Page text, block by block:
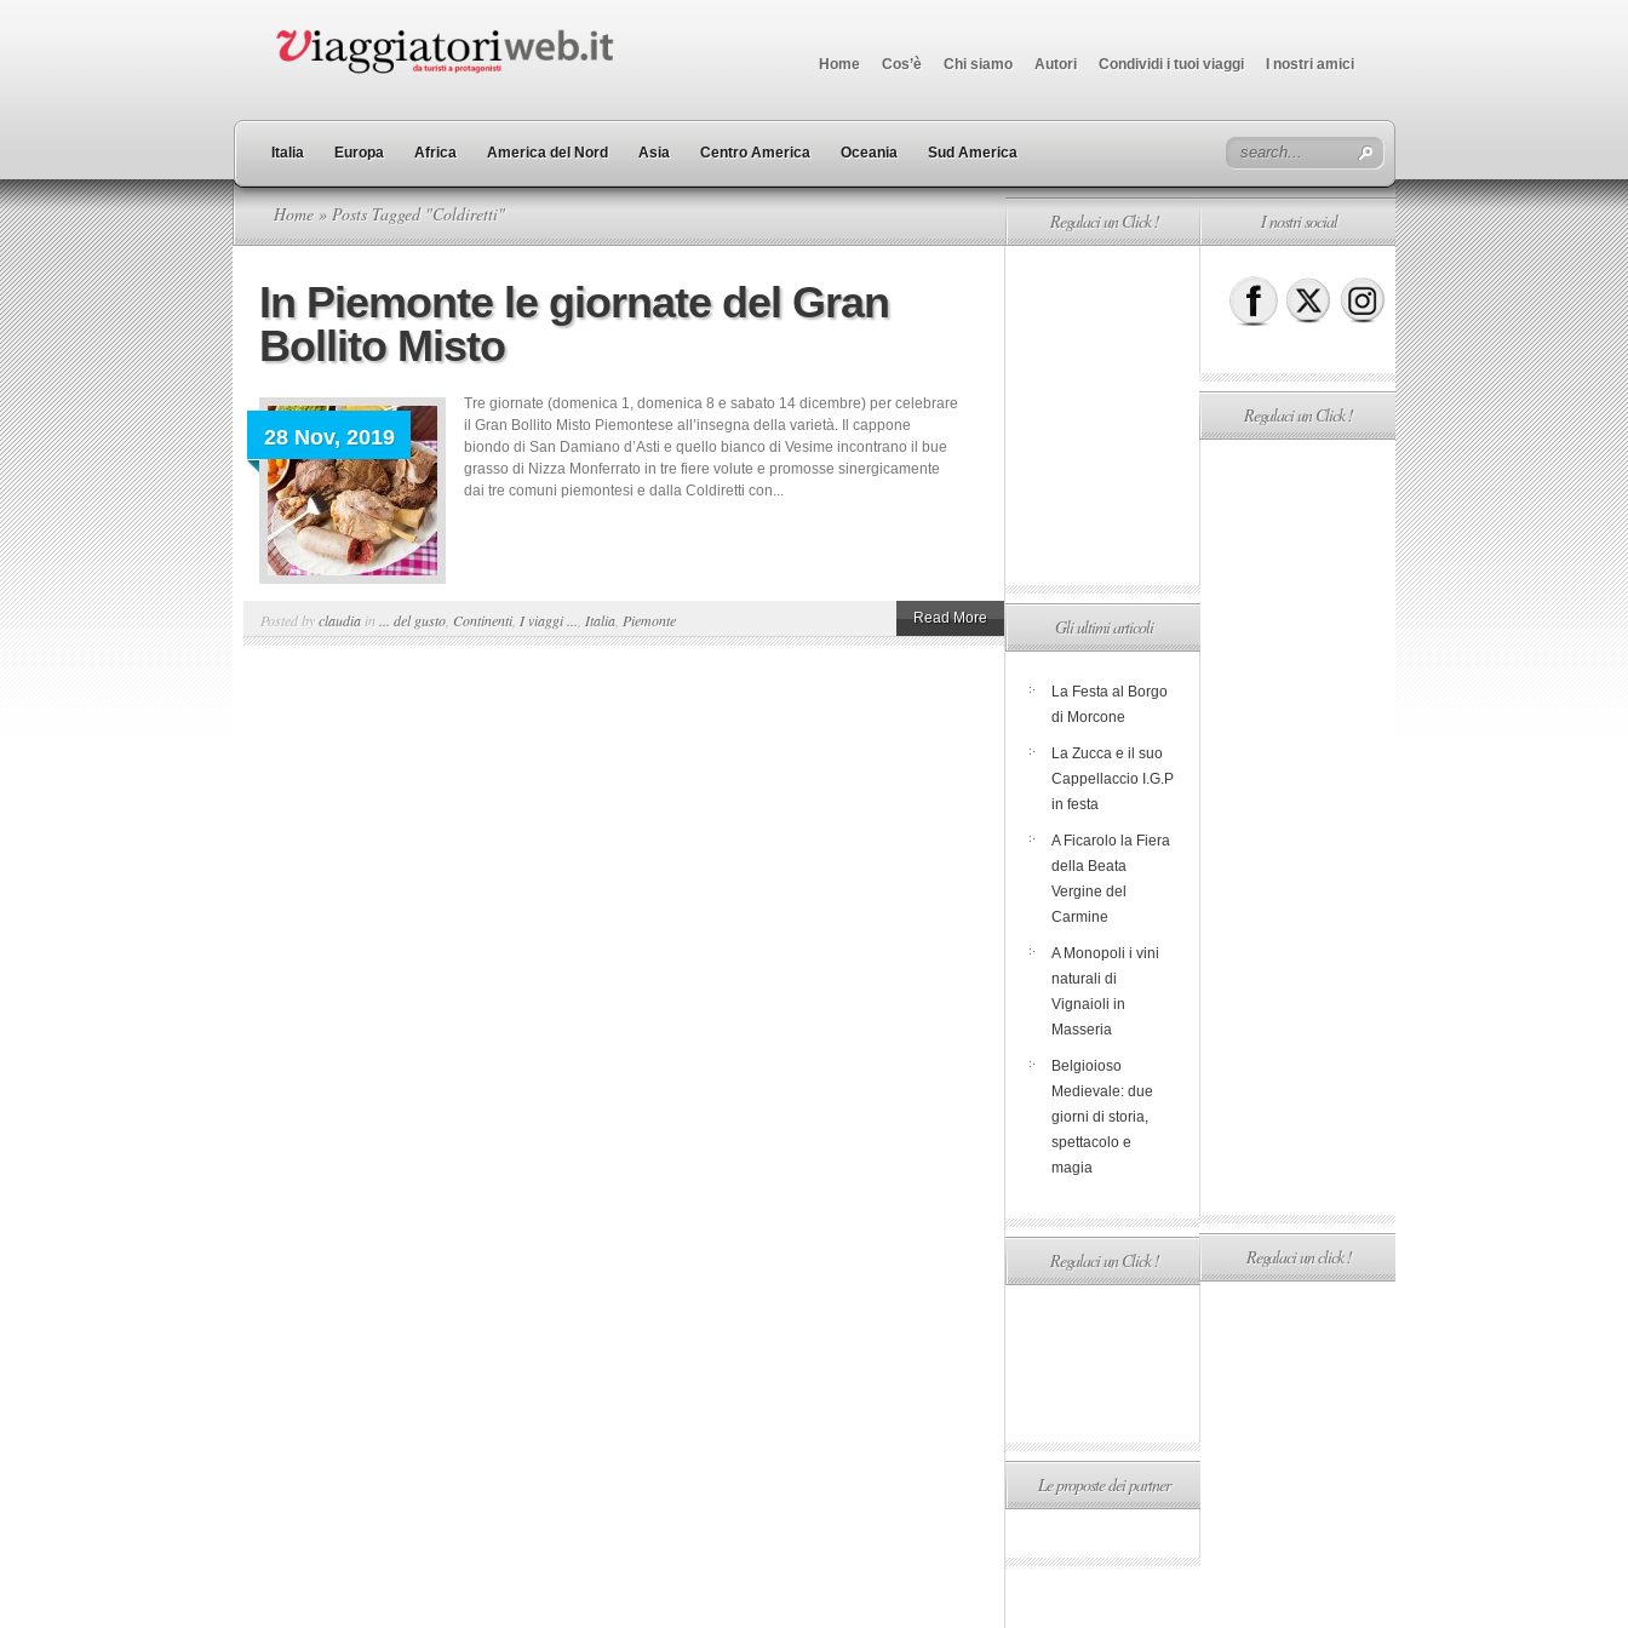
Home Cos’è Chi siamo Autori Condividi i tuoi viaggi I nostri amici
Italia Europa Africa America del Nord Asia Centro America Oceania Sud America
Home » Posts Tagged "Coldiretti"
In Piemonte le giornate del Gran
Bollito Misto
28 Nov, 2019
Tre giornate (domenica 1, domenica 8 e sabato 14 dicembre) per celebrare
il Gran Bollito Misto Piemontese all’insegna della varietà. Il cappone
biondo di San Damiano d’Asti e quello bianco di Vesime incontrano il bue
grasso di Nizza Monferrato in tre fiere volute e promosse sinergicamente
dai tre comuni piemontesi e dalla Coldiretti con...
Posted byclaudia in ... del gusto Continenti, I viaggi ... Italia Piemonte Read More
Regalaci un Click !
Gli ultimi articoli
La Festa al Borgo
di Morcone
La Zucca e il suo
Cappellaccio I.G.P
in festa
A Ficarolo la Fiera
della Beata
Vergine del
Carmine
A Monopoli i vini
naturali di
Vignaioli in
Masseria
Belgioioso
Medievale: due
giorni di storia,
spettacolo e
magia
Regalaci un Click !
Le proposte dei partner
I nostri social
Regalaci un Click !
Regalaci un click !